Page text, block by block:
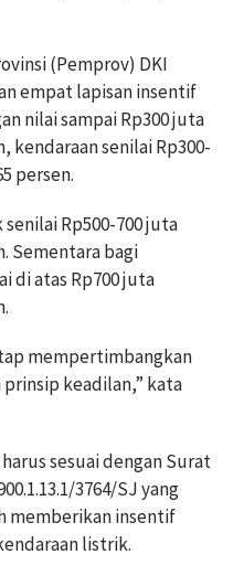
(Pemprov) DKI
empat lapisan insentif
nilai sampai Rp300 juta
kendaraan senilai Rp300-
persen.
Rp500-700 juta
Sementara bagi
di atas Rp700 juta
mempertimbangkan
keadilan,” kata
sesuai dengan Surat
3764/SJ yang
memberikan insentif
listrik.